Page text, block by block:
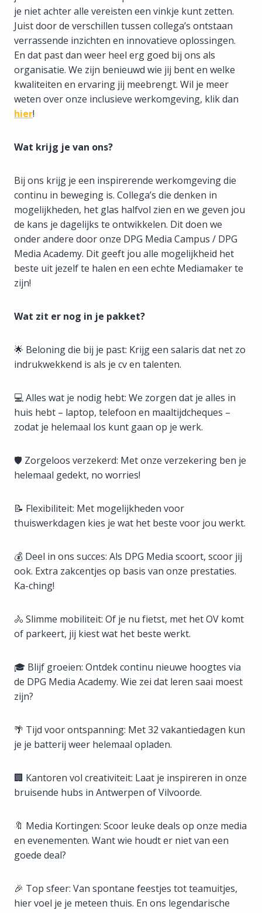
je niet achter alle vereisten een vinkje kunt zetten.
Juist door de verschillen tussen collega’s ontstaan
verrassende inzichten en innovatieve oplossingen.
En dat past dan weer heel erg goed bij ons als
organisatie. We zijn benieuwd wie jij bent en welke
kwaliteiten en ervaring jij meebrengt. Wil je meer
weten over onze inclusieve werkomgeving, klik dan
hier!
Wat krijg je van ons?
Bij ons krijg je een inspirerende werkomgeving die
continu in beweging is. Collega’s die denken in
mogelijkheden, het glas halfvol zien en we geven jou
de kans je dagelijks te ontwikkelen. Dit doen we
onder andere door onze DPG Media Campus / DPG
Media Academy. Dit geeft jou alle mogelijkheid het
beste uit jezelf te halen en een echte Mediamaker te
zijn!
Wat zit er nog in je pakket?
🌟 Beloning die bij je past: Krijg een salaris dat net zo
indrukwekkend is als je cv en talenten.
💻 Alles wat je nodig hebt: We zorgen dat je alles in
huis hebt – laptop, telefoon en maaltijdcheques –
zodat je helemaal los kunt gaan op je werk.
🛡️ Zorgeloos verzekerd: Met onze verzekering ben je
helemaal gedekt, no worries!
📝 Flexibiliteit: Met mogelijkheden voor
thuiswerkdagen kies je wat het beste voor jou werkt.
💰 Deel in ons succes: Als DPG Media scoort, scoor jij
ook. Extra zakcentjes op basis van onze prestaties.
Ka-ching!
🚴 Slimme mobiliteit: Of je nu fietst, met het OV komt
of parkeert, jij kiest wat het beste werkt.
🎓 Blijf groeien: Ontdek continu nieuwe hoogtes via
de DPG Media Academy. Wie zei dat leren saai moest
zijn?
🌴 Tijd voor ontspanning: Met 32 vakantiedagen kun
je je batterij weer helemaal opladen.
🏢 Kantoren vol creativiteit: Laat je inspireren in onze
bruisende hubs in Antwerpen of Vilvoorde.
🔖 Media Kortingen: Scoor leuke deals op onze media
en evenementen. Want wie houdt er niet van een
goede deal?
🎉 Top sfeer: Van spontane feestjes tot teamuitjes,
hier voel je je meteen thuis. En ons legendarische